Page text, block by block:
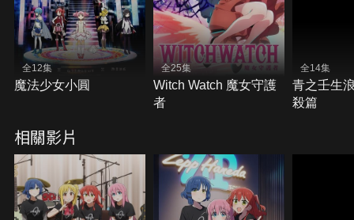
全12集
魔法少女小圓
全25集
Witch Watch 魔女守護
者
全14集
青之壬生
殺篇
相關影片